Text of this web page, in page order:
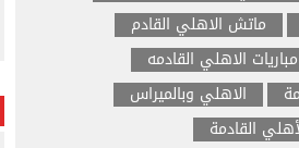
ماتش الاهلي القادم
مباريات الاهلي القادمه
الاهلي وبالميراس
القادمة